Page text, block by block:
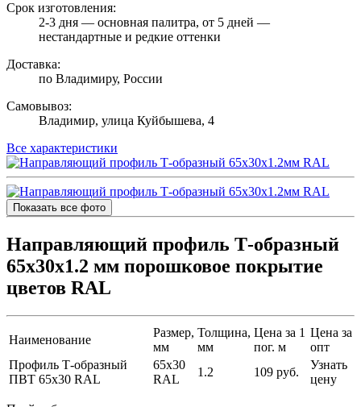
Срок изготовления:
2-3 дня — основная палитра, от 5 дней —
нестандартные и редкие оттенки
Доставка:
по Владимиру, России
Самовывоз:
Владимир, улица Куйбышева, 4
Все характеристики
Показать все фото
Направляющий профиль Т-образный
65х30х1.2 мм порошковое покрытие
цветов RAL
Наименование
Размер,
мм
Толщина,
мм
Цена за 1
пог. м
Цена за
опт
Профиль Т-образный
ПВТ 65х30 RAL
65х30
RAL
1.2 109 руб.
Узнать
цену